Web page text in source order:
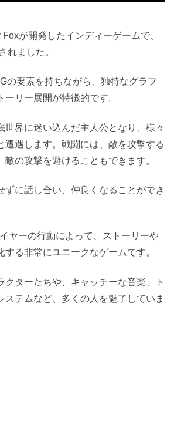
が開発したインディーゲームで、
れました。
の要素を持ちながら、独特なグラフ
ーリー展開が特徴的です。
世界に迷い込んだ主人公となり、様々
遭遇します。戦闘には、敵を攻撃する
敵の攻撃を避けることもできます。
ずに話し合い、仲良くなることができ
ヤーの行動によって、ストーリーや
する非常にユニークなゲームです。
クターたちや、キャッチーな音楽、ト
ステムなど、多くの人を魅了していま